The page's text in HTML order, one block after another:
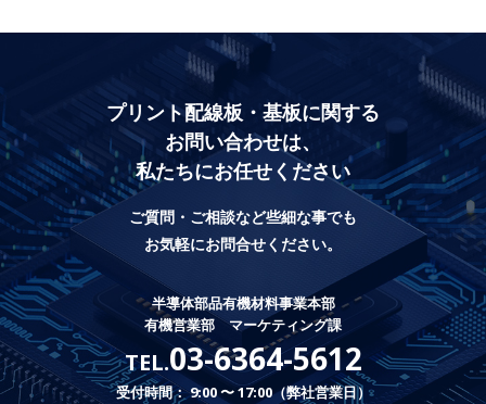
プリント配線板・基板に関する
お問い合わせは、
私たちにお任せください
ご質問・ご相談など些細な事でも
お気軽にお問合せください。
半導体部品有機材料事業本部
有機営業部 マーケティング課
TEL.03-6364-5612
受付時間： 9:00 〜 17:00（弊社営業日）